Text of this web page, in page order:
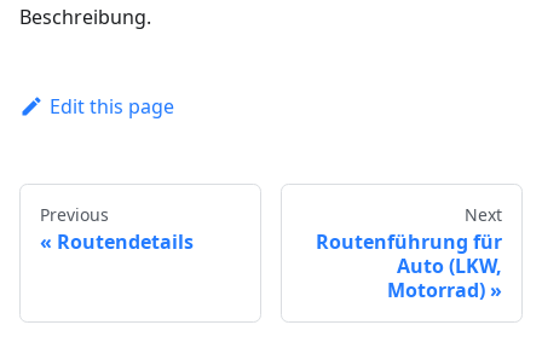
Beschreibung.
Edit this page
Previous
Routendetails
Next
Routenführung für
Auto (LKW,
Motorrad)